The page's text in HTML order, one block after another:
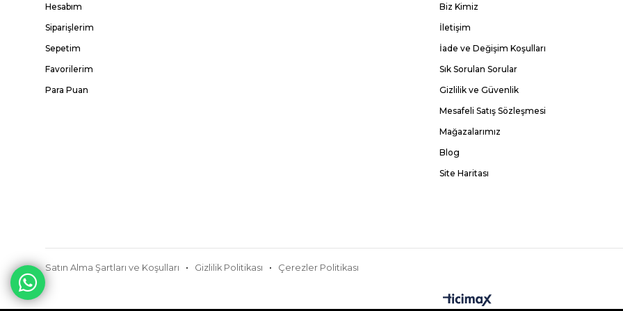
Hesabım
Siparişlerim
Sepetim
Favorilerim
Para Puan
Biz Kimiz
İletişim
İade ve Değişim Koşulları
Sık Sorulan Sorular
Gizlilik ve Güvenlik
Mesafeli Satış Sözleşmesi
Mağazalarımız
Blog
Site Haritası
Satın Alma Şartları ve Koşulları Gizlilik Politikası Çerezler Politikası